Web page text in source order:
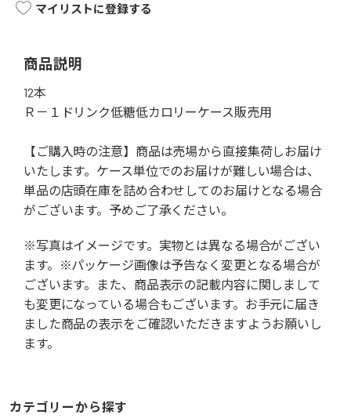
マイリストに登録する
商品説明
12本
Ｒ－１ドリンク低糖低カロリーケース販売用
【ご購入時の注意】商品は売場から直接集荷しお届け
いたします。ケース単位でのお届けが難しい場合は、
単品の店頭在庫を詰め合わせしてのお届けとなる場合
がございます。予めご了承ください。
※写真はイメージです。実物とは異なる場合がござい
ます。※パッケージ画像は予告なく変更となる場合が
ございます。また、商品表示の記載内容に関しまして
も変更になっている場合もございます。お手元に届き
ました商品の表示をご確認いただきますようお願いし
ます。
カテゴリーから探す